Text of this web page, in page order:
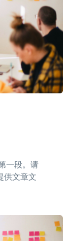
一段。请
供文章文